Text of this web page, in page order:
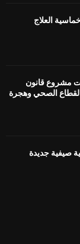
العلاج
مشروع قانون
الصحي وهجرة
صيفية جديدة